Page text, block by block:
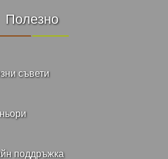
Полезно
съвети
поддръжка